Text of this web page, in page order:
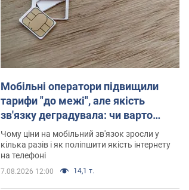
Мобільні оператори підвищили
тарифи "до межі", але якість
зв'язку деградувала: чи варто
скаржитись на ціни
Чому ціни на мобільний зв'язок зросли у
кілька разів і як поліпшити якість інтернету
на телефоні
7.08.2026 12:00 14,1 т.